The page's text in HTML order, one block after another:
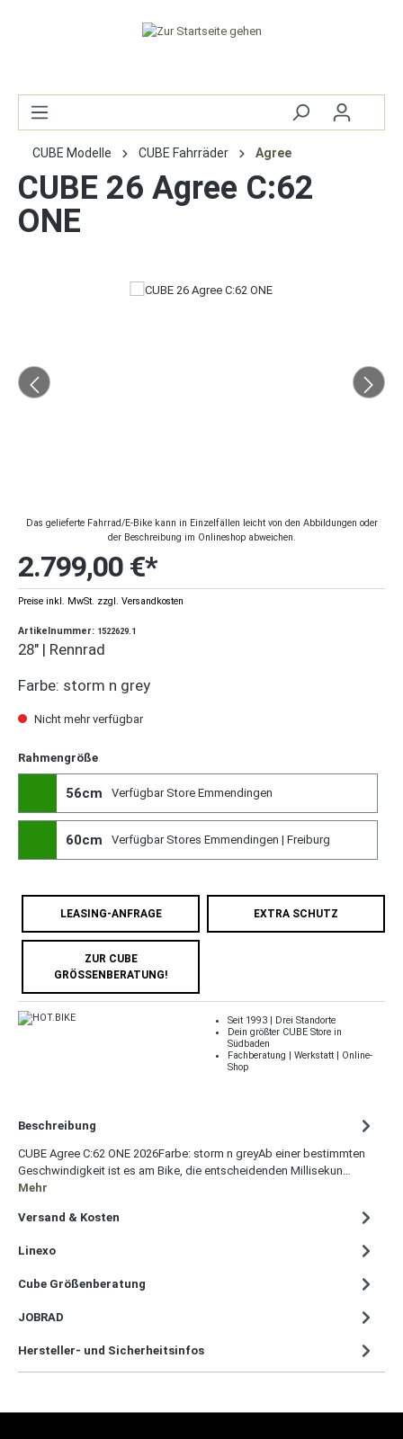
CUBE Modelle CUBE Fahrräder Agree
CUBE 26 Agree C:62
ONE
Das gelieferte Fahrrad/E-Bike kann in Einzelfällen leicht von den Abbildungen oder
der Beschreibung im Onlineshop abweichen.
2.799,00 €*
Preise inkl. MwSt. zzgl. Versandkosten
Artikelnummer: 1522629.1
28" | Rennrad
Farbe: storm n grey
Nicht mehr verfügbar
Rahmengröße
56cm Verfügbar Store Emmendingen
60cm Verfügbar Stores Emmendingen | Freiburg
LEASING-ANFRAGE EXTRA SCHUTZ
ZUR CUBE
GRÖSSENBERATUNG!
Seit 1993 | Drei Standorte
Dein größter CUBE Store in
Südbaden
Fachberatung | Werkstatt | Online-
Shop
Beschreibung
CUBE Agree C:62 ONE 2026Farbe: storm n greyAb einer bestimmten
Geschwindigkeit ist es am Bike, die entscheidenden Millisekun…
Mehr
Versand & Kosten
Linexo
Cube Größenberatung
JOBRAD
Hersteller- und Sicherheitsinfos